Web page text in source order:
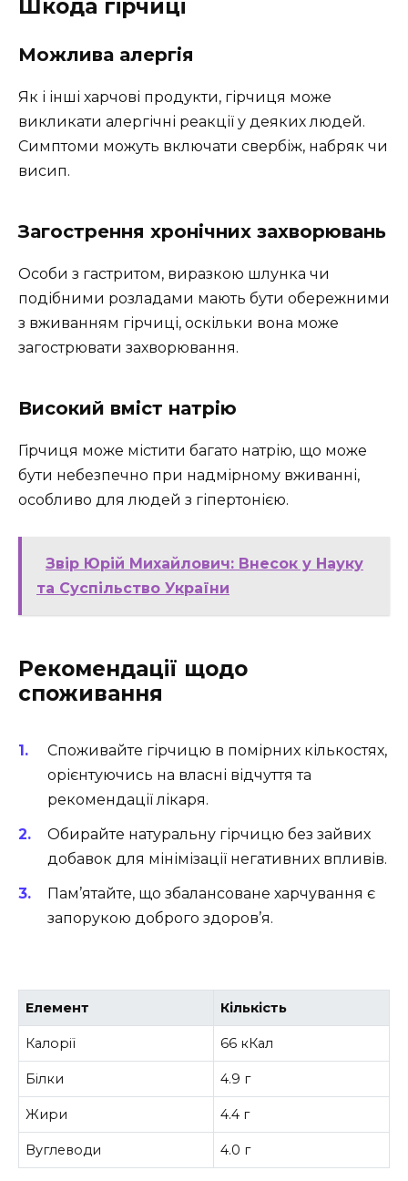
Шкода гірчиці
Можлива алергія
Як і інші харчові продукти, гірчиця може
викликати алергічні реакції у деяких людей.
Симптоми можуть включати свербіж, набряк чи
висип.
Загострення хронічних захворювань
Особи з гастритом, виразкою шлунка чи
подібними розладами мають бути обережними
з вживанням гірчиці, оскільки вона може
загострювати захворювання.
Високий вміст натрію
Гірчиця може містити багато натрію, що може
бути небезпечно при надмірному вживанні,
особливо для людей з гіпертонією.
Звір Юрій Михайлович: Внесок у Науку
та Суспільство України
Рекомендації щодо
споживання
Споживайте гірчицю в помірних кількостях,
орієнтуючись на власні відчуття та
рекомендації лікаря.
Обирайте натуральну гірчицю без зайвих
добавок для мінімізації негативних впливів.
Пам’ятайте, що збалансоване харчування є
запорукою доброго здоров’я.
Елемент Кількість
Калорії 66 кКал
Білки 4.9 г
Жири 4.4 г
Вуглеводи 4.0 г